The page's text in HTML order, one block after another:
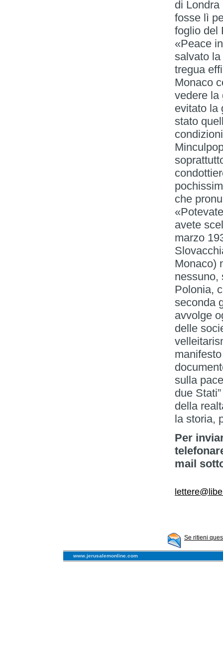
di
fosse lì
foglio del
«Peace
salvato
tregua
Monaco
vedere la
evitato la
stato
che
avete
marzo
Monaco)
nessuno,
Polonia,
seconda
avvolge
delle
sulla
due
della
la storia,
Per
mail
Se ritieni
www.jerusalemonline.com